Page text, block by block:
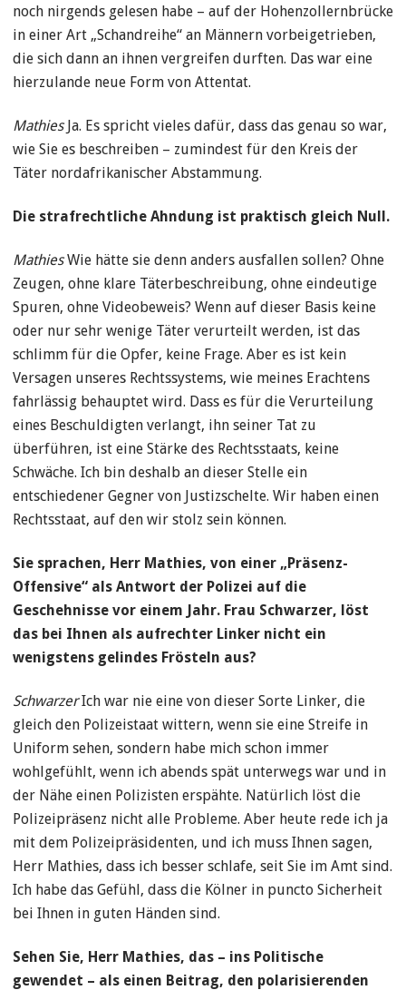
noch nirgends gelesen habe – auf der Hohenzollernbrücke
in einer Art „Schandreihe“ an Männern vorbeigetrieben,
die sich dann an ihnen vergreifen durften. Das war eine
hierzulande neue Form von Attentat.
MathiesJa. Es spricht vieles dafür, dass das genau so war,
wie Sie es beschreiben – zumindest für den Kreis der
Täter nordafrikanischer Abstammung.
Die strafrechtliche Ahndung ist praktisch gleich Null.
MathiesWie hätte sie denn anders ausfallen sollen? Ohne
Zeugen, ohne klare Täterbeschreibung, ohne eindeutige
Spuren, ohne Videobeweis? Wenn auf dieser Basis keine
oder nur sehr wenige Täter verurteilt werden, ist das
schlimm für die Opfer, keine Frage. Aber es ist kein
Versagen unseres Rechtssystems, wie meines Erachtens
fahrlässig behauptet wird. Dass es für die Verurteilung
eines Beschuldigten verlangt, ihn seiner Tat zu
überführen, ist eine Stärke des Rechtsstaats, keine
Schwäche. Ich bin deshalb an dieser Stelle ein
entschiedener Gegner von Justizschelte. Wir haben einen
Rechtsstaat, auf den wir stolz sein können.
Sie sprachen, Herr Mathies, von einer „Präsenz-
Offensive“ als Antwort der Polizei auf die
Geschehnisse vor einem Jahr. Frau Schwarzer, löst
das bei Ihnen als aufrechter Linker nicht ein
wenigstens gelindes Frösteln aus?
SchwarzerIch war nie eine von dieser Sorte Linker, die
gleich den Polizeistaat wittern, wenn sie eine Streife in
Uniform sehen, sondern habe mich schon immer
wohlgefühlt, wenn ich abends spät unterwegs war und in
der Nähe einen Polizisten erspähte. Natürlich löst die
Polizeipräsenz nicht alle Probleme. Aber heute rede ich ja
mit dem Polizeipräsidenten, und ich muss Ihnen sagen,
Herr Mathies, dass ich besser schlafe, seit Sie im Amt sind.
Ich habe das Gefühl, dass die Kölner in puncto Sicherheit
bei Ihnen in guten Händen sind.
Sehen Sie, Herr Mathies, das – ins Politische
gewendet – als einen Beitrag, den polarisierenden